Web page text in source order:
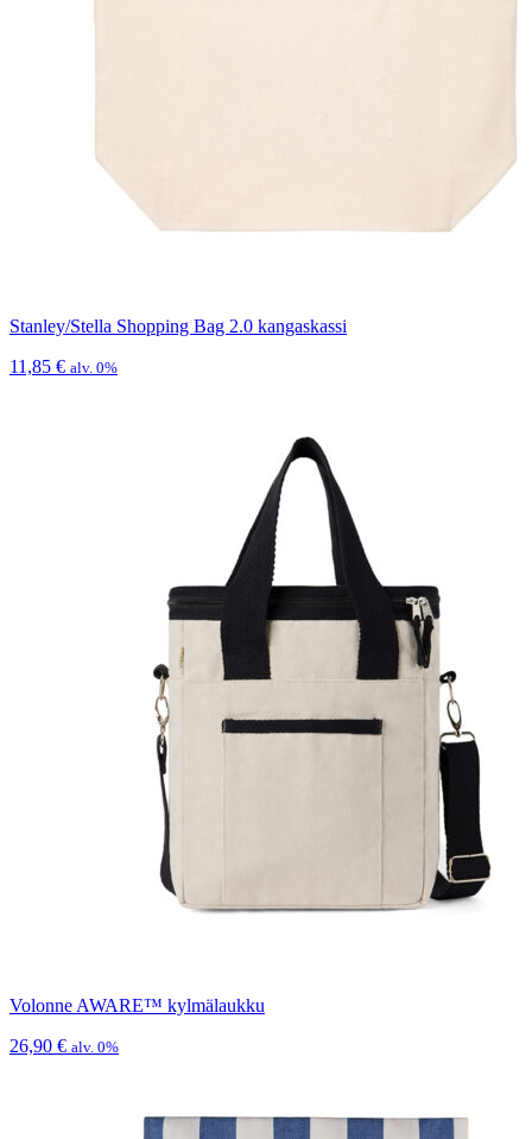
Stanley/Stella Shopping Bag 2.0 kangaskassi
11,85 € alv. 0%
Volonne AWARE™ kylmälaukku
26,90 € alv. 0%